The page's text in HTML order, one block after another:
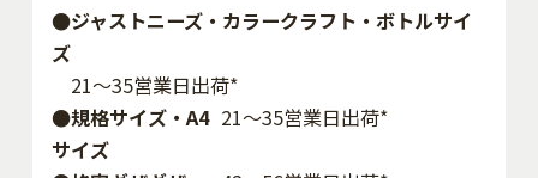
●ジャストニーズ・カラークラフト・ボトルサイ
ズ
21～35営業日出荷*
●規格サイズ・A4
サイズ
21～35営業日出荷*